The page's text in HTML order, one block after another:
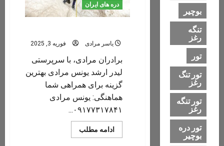
دره های ایران
یاسر مرادی فوریه 3, 2025
برادران مرادی، با سرپرستی
لیدر ارشد یونس مرادی بهترین
گزینه برای همراهی شما
هماهنگی: یونس مرادی
۰۹۱۷۷۳۱۷۸۴۱...
ادامه مطلب
more
بوچیر
تنگه
رغز
تور
تور تنگ
رغز
تور تنگه
رغز
تور دره
بوچیر